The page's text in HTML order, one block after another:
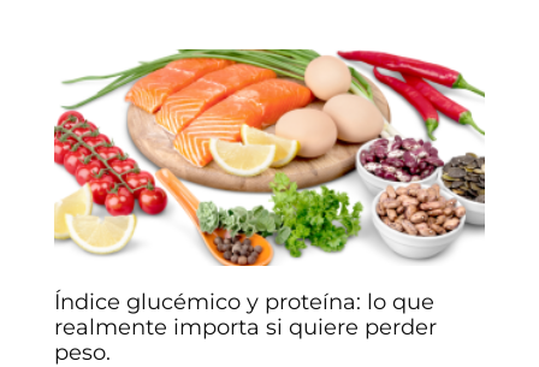
Índice glucémico y proteína: lo que
realmente importa si quiere perder
peso.